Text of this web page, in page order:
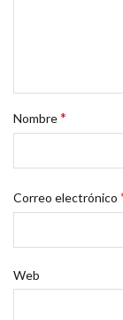
Nombre*
Correo electrónico
Web